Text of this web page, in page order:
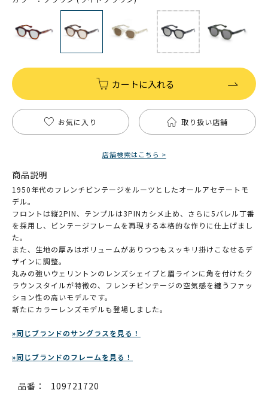
カートに入れる
お気に入り 取り扱い店舗
店舗検索はこちら >
商品説明
1950年代のフレンチビンテージをルーツとしたオールアセテートモ
デル。
フロントは縦2PIN、テンプルは3PINカシメ止め、さらに5バレル丁番
を採用し、ビンテージフレームを再現する本格的な作りに仕上げまし
た。
また、生地の厚みはボリュームがありつつもスッキリ掛けこなせるデ
ザインに調整。
丸みの強いウェリントンのレンズシェイプと眉ラインに角を付けたク
ラウンスタイルが特徴の、フレンチビンテージの空気感を纏うファッ
ション性の高いモデルです。
新たにカラーレンズモデルも登場しました。
»同じブランドのサングラスを見る！
»同じブランドのフレームを見る！
品番： 109721720